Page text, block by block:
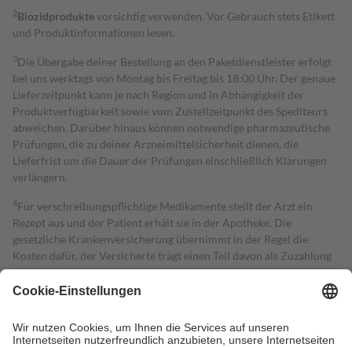
2Biozidproduktevorsichtig verwenden. Vor Gebrauch stets Etikett
und Produktinformationen lesen.
3Die Übergabe deiner Bestellung an den Paketdienstleister erfolgt
bei uns werktags von Montag bis Freitag bis 18:00 Uhr. Der genaue
Lieferzeitpunkt kann je nach Region und in Abhängigkeit der
Produktverfügbarkeit sowie vom Zustellzeitpunkt des Spediteurs
abweichen. Darüber hinaus können notwendige pharmazeutische
Prüfungen, die zu deiner Arzneimittelsicherheit dienen, die
Lieferfrist um die Dauer der Prüfungen einschließlich Klärungen
verlängern.
4Für verschreibungspflichtige Medikamente stellt der Arzt ein
Rezept aus und der Patient erhält sie in der Apotheke. Die
gesetzliche Krankenversicherung übernimmt in der Regel die
Kosten dafür, der Versicherte trägt einen Teil davon als Zuzahlung
mit.
Grundsätzlich leisten Mitglieder Zuzahlungen in Höhe von zehn
höchstens zehn Euro.
Es sind jedoch nie mehr als die tatsächlichen
Kosten der Leistung zu entrichten.